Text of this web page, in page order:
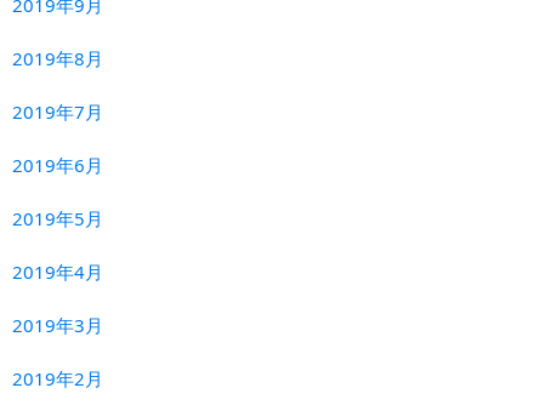
2019年8月
2019年7月
2019年6月
2019年5月
2019年4月
2019年3月
2019年2月